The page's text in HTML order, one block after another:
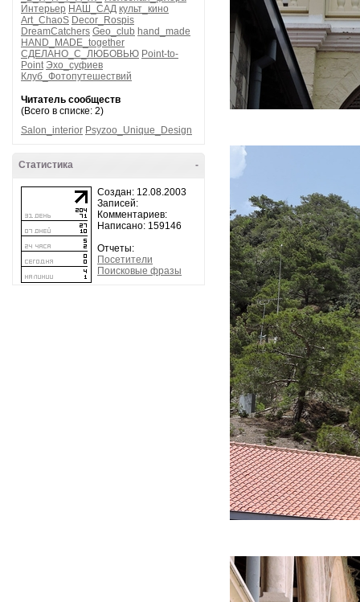
Интерьер НАШ_САД культ_кино
Art_ChaoS Decor_Rospis
DreamCatchers Geo_club hand_made
HAND_MADE_together
СДЕЛАНО_С_ЛЮБОВЬЮ Point-to-
Point Эхо_суфиев
Клуб_Фотопутешествий
Читатель сообществ
(Всего в списке: 2)
Salon_interior Psyzoo_Unique_Design
-
Статистика
Создан: 12.08.2003
Записей:
Комментариев:
Написано: 159146
Отчеты:
Посетители
Поисковые фразы